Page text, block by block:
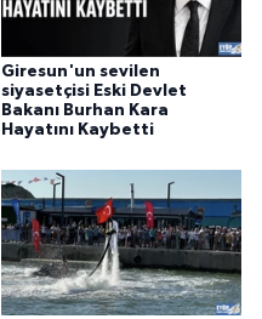
Giresun'un sevilen
siyasetçisi Eski Devlet
Bakanı Burhan Kara
Hayatını Kaybetti